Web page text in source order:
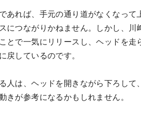
あれば、手元の通り道がなくなって
につながりかねません。しかし、川
とで一気にリリースし、ヘッドを走
戻しているのです。
人は、ヘッドを開きながら下ろして
きが参考になるかもしれません。